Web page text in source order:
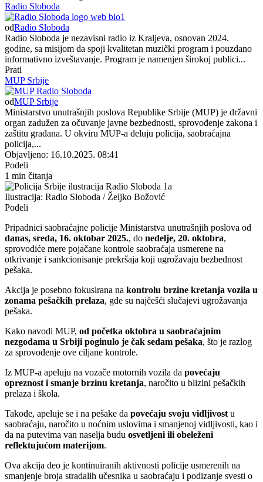
Radio Sloboda
odRadio Sloboda
Radio Sloboda je nezavisni radio iz Kraljeva, osnovan 2024.
godine, sa misijom da spoji kvalitetan muzički program i pouzdano
informativno izveštavanje. Program je namenjen širokoj publici...
Prati
MUP Srbije
odMUP Srbije
Ministarstvo unutrašnjih poslova Republike Srbije (MUP) je državni
organ zadužen za očuvanje javne bezbednosti, sprovođenje zakona i
zaštitu građana. U okviru MUP-a deluju policija, saobraćajna
policija,...
Objavljeno: 16.10.2025. 08:41
Podeli
1 min čitanja
Ilustracija: Radio Sloboda / Željko Božović
Podeli
Pripadnici saobraćajne policije Ministarstva unutrašnjih poslova od
danas, sreda, 16. oktobar 2025., do nedelje, 20. oktobra,
sprovodiće mere pojačane kontrole saobraćaja usmerene na
otkrivanje i sankcionisanje prekršaja koji ugrožavaju bezbednost
pešaka.
Akcija je posebno fokusirana na kontrolu brzine kretanja vozila u
zonama pešačkih prelaza, gde su najčešći slučajevi ugrožavanja
pešaka.
Kako navodi MUP, od početka oktobra u saobraćajnim
nezgodama u Srbiji poginulo je čak sedam pešaka, što je razlog
za sprovođenje ove ciljane kontrole.
Iz MUP-a apeluju na vozače motornih vozila da povećaju
opreznost i smanje brzinu kretanja, naročito u blizini pešačkih
prelaza i škola.
Takođe, apeluje se i na pešake da povećaju svoju vidljivost u
saobraćaju, naročito u noćnim uslovima i smanjenoj vidljivosti, kao i
da na putevima van naselja budu osvetljeni ili obeleženi
reflektujućom materijom.
Ova akcija deo je kontinuiranih aktivnosti policije usmerenih na
smanjenje broja stradalih učesnika u saobraćaju i podizanje svesti o